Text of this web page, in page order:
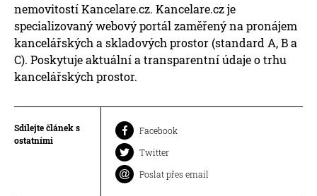
nemovitostí Kancelare.cz. Kancelare.cz je
specializovaný webový portál zaměřený na pronájem
kancelářských a skladových prostor (standard A, B a
C). Poskytuje aktuální a transparentní údaje o trhu
kancelářských prostor.
Sdílejte článek s
ostatními
Facebook
Twitter
Poslat přes email